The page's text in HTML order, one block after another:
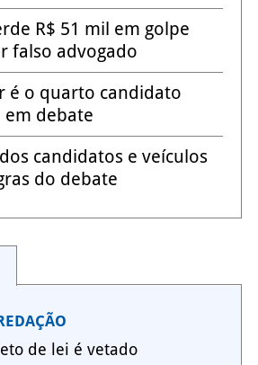
R$ 51 mil em golpe
falso advogado
é o quarto candidato
debate
candidatos e veículos
do debate
de lei é vetado